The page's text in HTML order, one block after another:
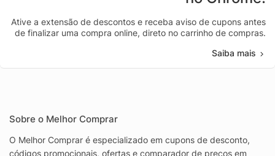
Ative a extensão de descontos e receba aviso de cupons antes
de finalizar uma compra online, direto no carrinho de compras.
Saiba mais
Sobre o Melhor Comprar
O Melhor Comprar é especializado em cupons de desconto,
códigos promocionais, ofertas e comparador de preços em